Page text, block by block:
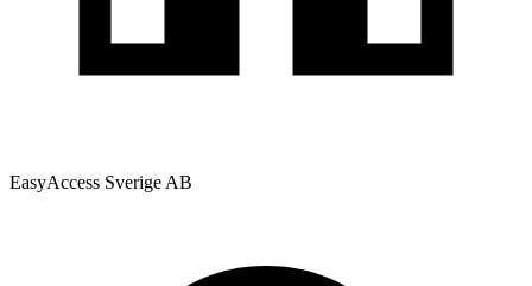
EasyAccess Sverige AB